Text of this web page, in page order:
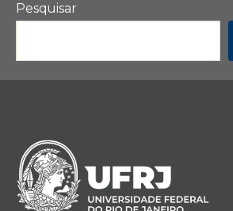
Pesquisar